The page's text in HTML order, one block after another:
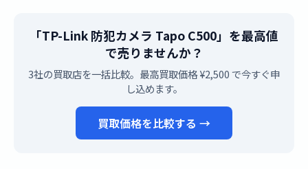
「TP-Link 防犯カメラ Tapo C500」を最高値
で売りませんか？
3社の買取店を一括比較。最高買取価格 ¥2,500 で今すぐ申
し込めます。
買取価格を比較する →